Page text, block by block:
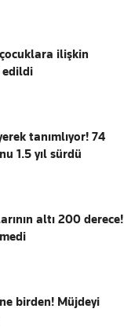
ilişkin
edildi
tanımlıyor! 74
1.5 yıl sürdü
altı 200 derece!
birden! Müjdeyi